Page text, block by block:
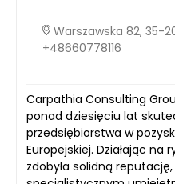
Warszawska 82, 35-
+48660778116
Carpathia Consulting
ponad dziesięciu lat
przedsiębiorstwa w
Europejskiej. Działając na
zdobyła solidną